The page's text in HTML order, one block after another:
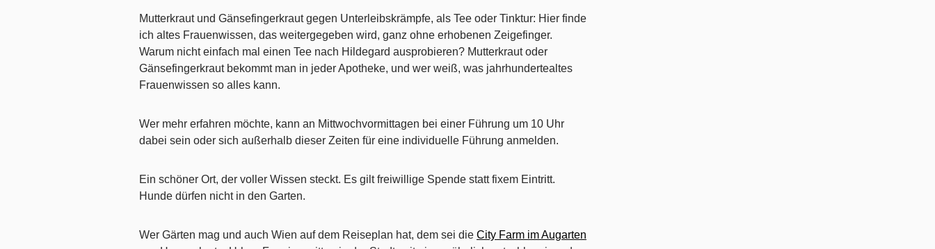
Mutterkraut und Gänsefingerkraut gegen Unterleibskrämpfe, als Tee oder Tinktur: Hier finde
ich altes Frauenwissen, das weitergegeben wird, ganz ohne erhobenen Zeigefinger.
Warum nicht einfach mal einen Tee nach Hildegard ausprobieren? Mutterkraut oder
Gänsefingerkraut bekommt man in jeder Apotheke, und wer weiß, was jahrhundertealtes
Frauenwissen so alles kann.
Wer mehr erfahren möchte, kann an Mittwochvormittagen bei einer Führung um 10 Uhr
dabei sein oder sich außerhalb dieser Zeiten für eine individuelle Führung anmelden.
Ein schöner Ort, der voller Wissen steckt. Es gilt freiwillige Spende statt fixem Eintritt.
Hunde dürfen nicht in den Garten.
Wer Gärten mag und auch Wien auf dem Reiseplan hat, dem sei die City Farm im Augarten